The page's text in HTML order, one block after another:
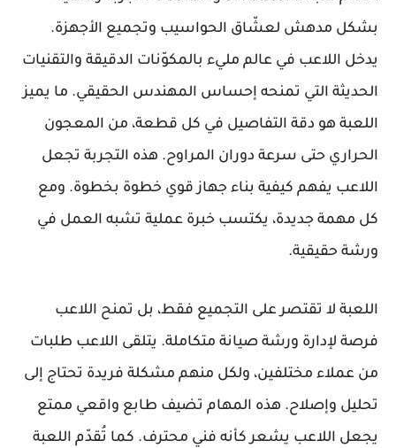
بشكل مدهش لعشّاق الحواسيب وتجميع الأجهزة.
يدخل اللاعب في عالم مليء بالمكوّنات الدقيقة والتقنيات
الحديثة التي تمنحه إحساس المهندس الحقيقي. ما يميز
اللعبة هو دقة التفاصيل في كل قطعة، من المعجون
الحراري حتى سرعة دوران المراوح. هذه التجربة تجعل
اللاعب يفهم كيفية بناء جهاز قوي خطوة بخطوة. ومع
كل مهمة جديدة، يكتسب خبرة عملية تشبه العمل في
ورشة حقيقية.
اللعبة لا تقتصر على التجميع فقط، بل تمنح اللاعب
فرصة لإدارة ورشة صيانة متكاملة. يتلقى اللاعب طلبات
من عملاء مختلفين، ولكل منهم مشكلة فريدة تحتاج إلى
تحليل وإصلاح. هذه المهام تضيف طابع واقعي ممتع
يجعل اللاعب يشعر كأنه فني محترف. كما تُقدّم اللعبة